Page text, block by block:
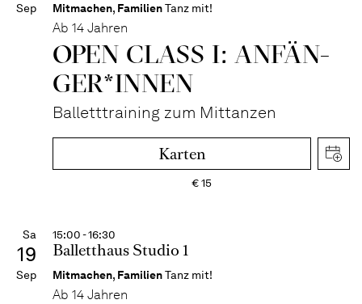
Sep Mitmachen, FamilienTanz mit!
Ab 14 Jahren
OPEN CLASS I: ANFÄN­
GER*IN­NEN
Balletttraining zum Mittanzen
Karten
€15
Sa
19
Sep
15:00 - 16:30
Balletthaus Studio 1
Mitmachen, FamilienTanz mit!
Ab 14 Jahren